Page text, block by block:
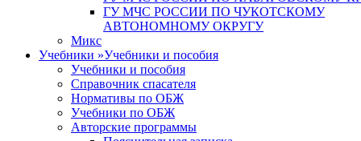
ГУ МЧС РОССИИ ПО ЧУКОТСКОМУ
АВТОНОМНОМУ ОКРУГУ
Микс
Учебники »Учебники и пособия
Учебники и пособия
Справочник спасателя
Нормативы по ОБЖ
Учебники по ОБЖ
Авторские программы